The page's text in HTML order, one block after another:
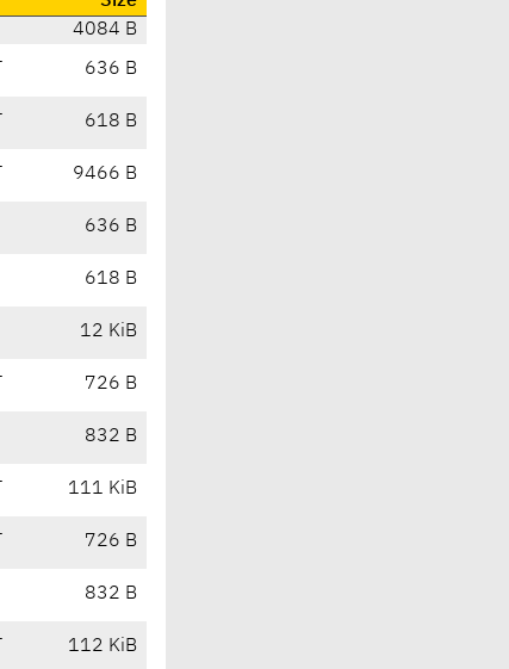
4084 B
636 B
618 B
9466 B
636 B
618 B
12 KiB
726 B
832 B
111 KiB
726 B
832 B
112 KiB